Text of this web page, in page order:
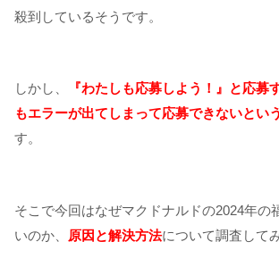
殺到しているそうです。
しかし、
『わたしも応募しよう！』と応募
もエラーが出てしまって応募できないとい
す。
そこで今回はなぜマクドナルドの2024年の
いのか、
原因と解決方法について調査して